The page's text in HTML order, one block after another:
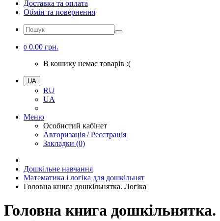
Доставка та оплата
Обмін та повернення
0 0.00 грн.
В кошику немає товарів :(
UA
RU
UA
Меню
Особистий кабінет
Авторизація / Реєстрація
Закладки (0)
Дошкільне навчання
Математика і логіка для дошкільнят
Головна книга дошкільнятка. Логіка
Головна книга дошкільнятка.